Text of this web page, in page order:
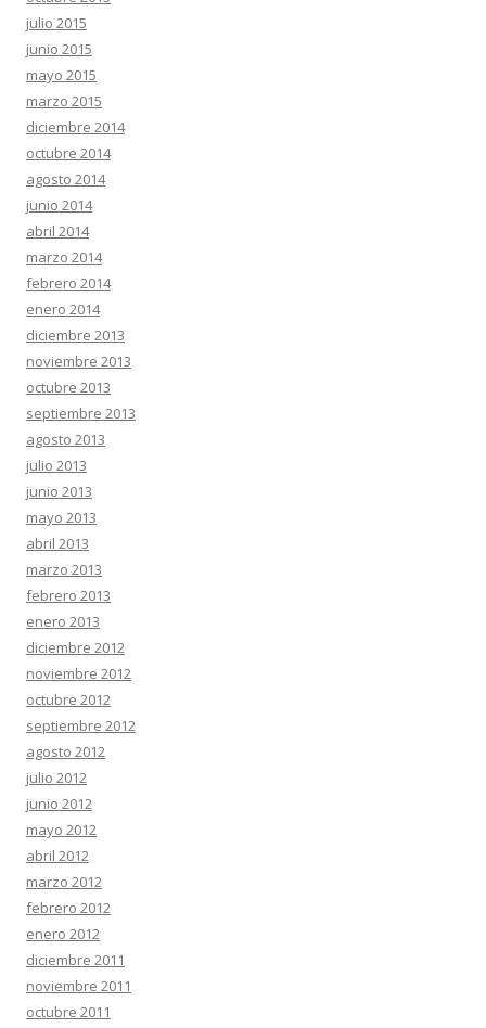
julio 2015
junio 2015
mayo 2015
marzo 2015
diciembre 2014
octubre 2014
agosto 2014
junio 2014
abril 2014
marzo 2014
febrero 2014
enero 2014
diciembre 2013
noviembre 2013
octubre 2013
septiembre 2013
agosto 2013
julio 2013
junio 2013
mayo 2013
abril 2013
marzo 2013
febrero 2013
enero 2013
diciembre 2012
noviembre 2012
octubre 2012
septiembre 2012
agosto 2012
julio 2012
junio 2012
mayo 2012
abril 2012
marzo 2012
febrero 2012
enero 2012
diciembre 2011
noviembre 2011
octubre 2011